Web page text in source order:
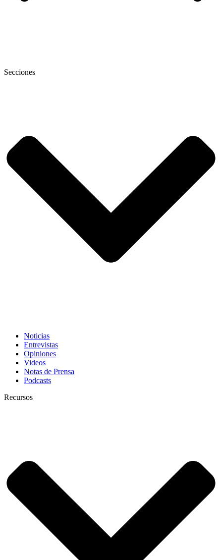
Secciones
Noticias
Entrevistas
Opiniones
Videos
Notas de Prensa
Podcasts
Recursos